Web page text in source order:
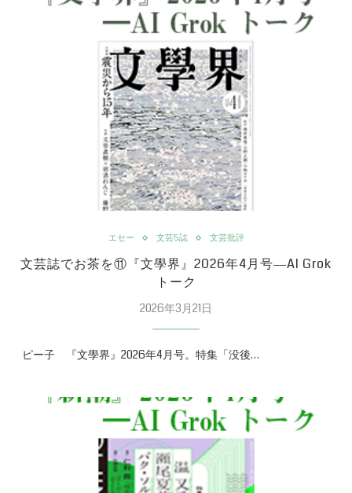
エセー 文芸5誌 文芸批評
文芸誌でお茶を⑪『文學界』2026年4月号―AI Grok
トーク
2026年3月21日
ピー子 『文學界』2026年4月号。特集「没後…